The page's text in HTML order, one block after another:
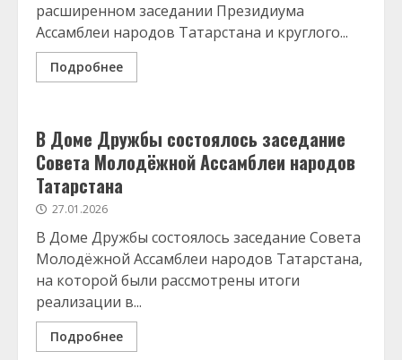
расширенном заседании Президиума
Ассамблеи народов Татарстана и круглого...
Подробнее
В Доме Дружбы состоялось заседание
Совета Молодёжной Ассамблеи народов
Татарстана
27.01.2026
В Доме Дружбы состоялось заседание Совета
Молодёжной Ассамблеи народов Татарстана,
на которой были рассмотрены итоги
реализации в...
Подробнее